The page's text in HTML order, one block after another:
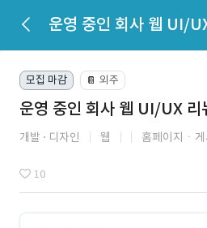
모집 마감 📔 외주
운영 중인 회사 웹 UI/UX 리
개발 디자인 웹 홈페이지ㆍ
10